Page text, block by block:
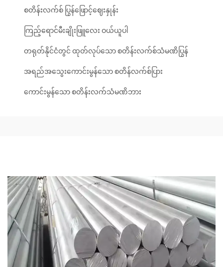
စတိန်းလက်စ် ပြွန်ဖြောင့်ဈေးနှုန်း
ကြည့်ရောင်မီးချိုးဖြူလေး ဝယ်ယူပါ
တရုတ်နိုင်ငံတွင် ထုတ်လုပ်သော စတိန်းလက်စ်သံမဏိပြွန်
အရည်အသွေးကောင်းမွန်သော စတိန်လက်စ်ပြား
ကောင်းမွန်သော စတိန်းလက်သံမဏိဘား